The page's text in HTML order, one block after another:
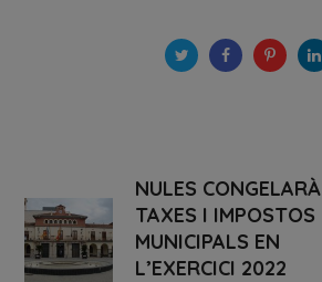
NULES CONGELARÀ
TAXES I IMPOSTOS
MUNICIPALS EN
L’EXERCICI 2022